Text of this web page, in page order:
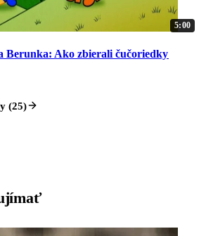
5:00
Berunka: Ako zbierali čučoriedky
(25)